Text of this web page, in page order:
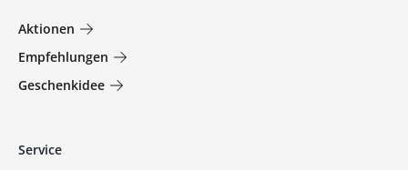
Aktionen
Empfehlungen
Geschenkidee
Service